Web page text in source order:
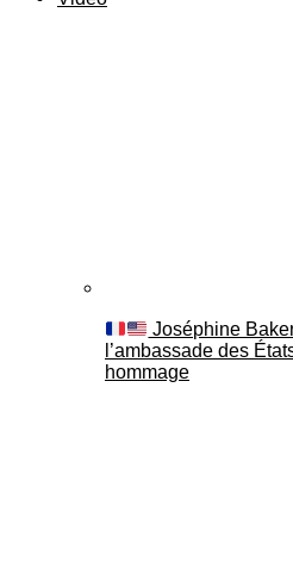
Joséphine
l’ambassade des
hommage